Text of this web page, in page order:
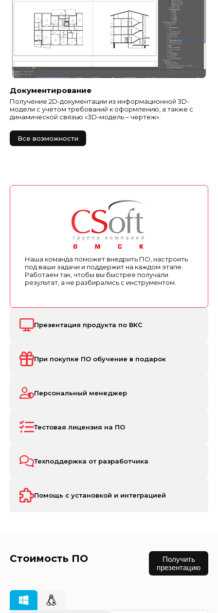
Документирование
Получение 2D-документации из информационной 3D-
модели с учетом требований к оформлению, а также с
динамической связью «3D-модель – чертеж».
Все возможности
Наша команда поможет внедрить ПО, настроить
под ваши задачи и поддержит на каждом этапе.
Работаем так, чтобы вы быстрее получали
результат, а не разбирались с инструментом.
Презентация продукта по ВКС
При покупке ПО обучение в подарок
Персональный менеджер
Тестовая лицензия на ПО
Техподдержка от разработчика
Помощь с установкой и интеграцией
Стоимость ПО
Получить
презентацию